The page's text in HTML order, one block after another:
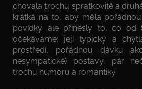
chovala trochu spratkovitě a
krátká na to, aby měla
povídky ale přinesly to, co od
očekáváme: její typický a
prostředí, pořádnou dávku
nesympatické) postavy, pár
trochu humoru a romantiky.